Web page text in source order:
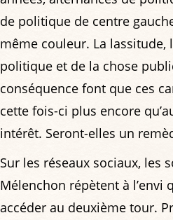
de politique de centre
même couleur. La lassitude,
politique et de la chose
conséquence font que ces
cette fois-ci plus encore
intérêt. Seront-elles un
Sur les réseaux sociaux, les
Mélenchon répètent à l’envi
accéder au deuxième tour.